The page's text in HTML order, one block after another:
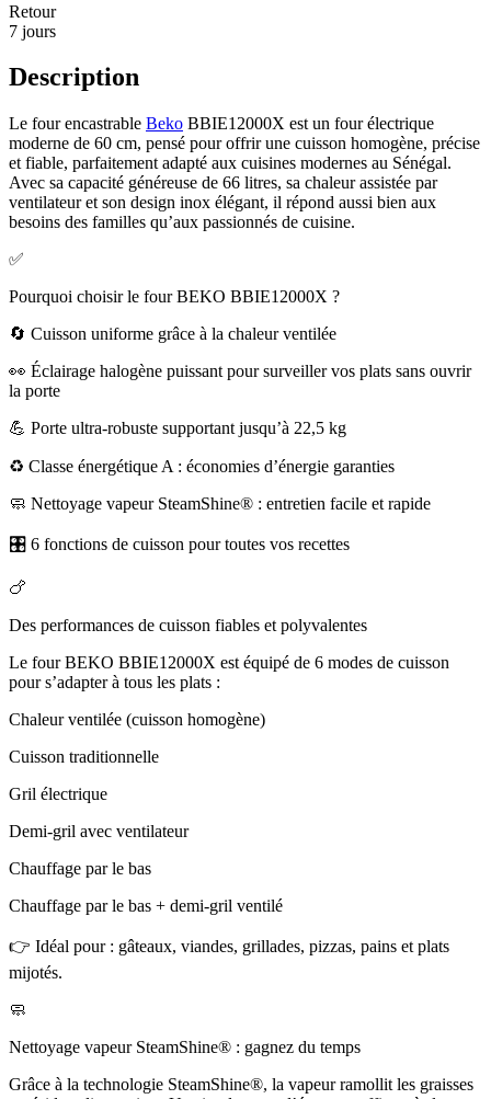
Retour
7 jours
Description
Le four encastrable Beko BBIE12000X est un four électrique
moderne de 60 cm, pensé pour offrir une cuisson homogène, précise
et fiable, parfaitement adapté aux cuisines modernes au Sénégal.
Avec sa capacité généreuse de 66 litres, sa chaleur assistée par
ventilateur et son design inox élégant, il répond aussi bien aux
besoins des familles qu’aux passionnés de cuisine.
✅
Pourquoi choisir le four BEKO BBIE12000X ?
🔄 Cuisson uniforme grâce à la chaleur ventilée
👀 Éclairage halogène puissant pour surveiller vos plats sans ouvrir
la porte
💪 Porte ultra-robuste supportant jusqu’à 22,5 kg
♻️ Classe énergétique A : économies d’énergie garanties
🧼 Nettoyage vapeur SteamShine® : entretien facile et rapide
🎛️ 6 fonctions de cuisson pour toutes vos recettes
🍗
Des performances de cuisson fiables et polyvalentes
Le four BEKO BBIE12000X est équipé de 6 modes de cuisson
pour s’adapter à tous les plats :
Chaleur ventilée (cuisson homogène)
Cuisson traditionnelle
Gril électrique
Demi-gril avec ventilateur
Chauffage par le bas
Chauffage par le bas + demi-gril ventilé
👉 Idéal pour : gâteaux, viandes, grillades, pizzas, pains et plats
mijotés.
🧼
Nettoyage vapeur SteamShine® : gagnez du temps
Grâce à la technologie SteamShine®, la vapeur ramollit les graisses